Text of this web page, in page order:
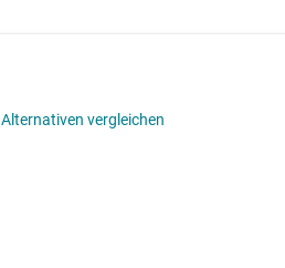
Alternativen vergleichen